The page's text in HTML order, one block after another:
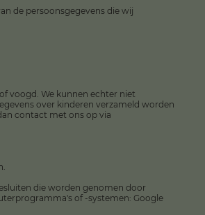
de persoonsgegevens die wij
voogd. We kunnen echter niet
over kinderen verzameld worden
contact met ons op via
die worden genomen door
of -systemen: Google